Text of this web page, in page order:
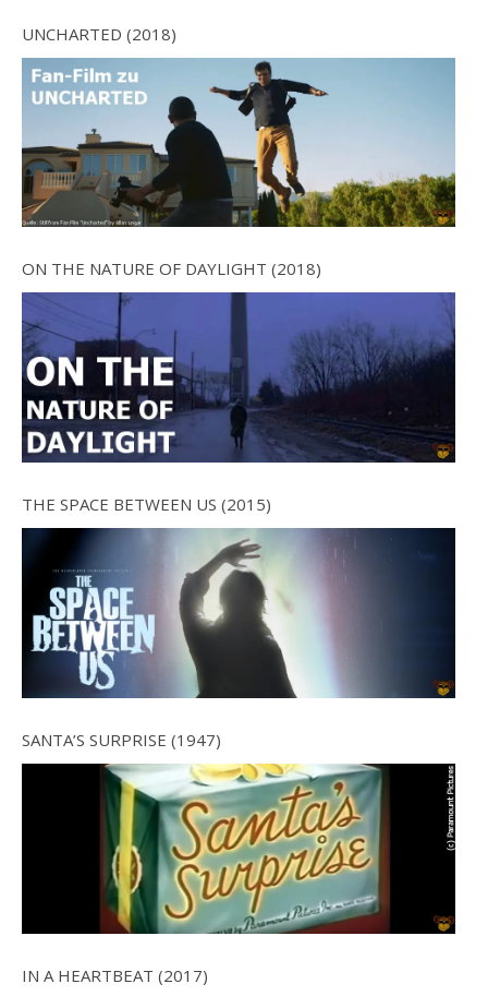
UNCHARTED (2018)
ON THE NATURE OF DAYLIGHT (2018)
THE SPACE BETWEEN US (2015)
SANTA’S SURPRISE (1947)
IN A HEARTBEAT (2017)